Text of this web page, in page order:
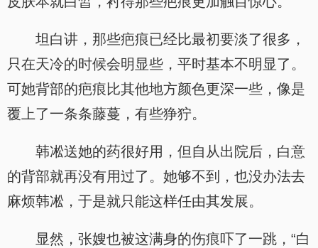
坦白讲，那些疤痕已经比最初要淡了很多，
只在天冷的时候会明显些，平时基本不明显了。
可她背部的疤痕比其他地方颜色更深一些，像是
覆上了一条条藤蔓，有些狰狞。
韩凇送她的药很好用，但自从出院后，白意
的背部就再没有用过了。她够不到，也没办法去
麻烦韩凇，于是就只能这样任由其发展。
显然，张嫂也被这满身的伤痕吓了一跳，“白